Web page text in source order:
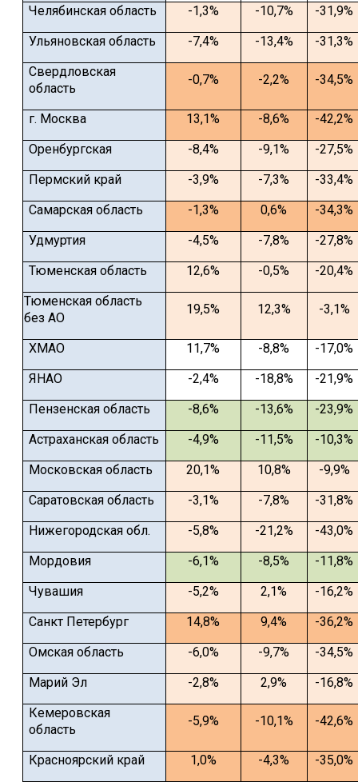
Челябинская область
-1,3% -10,7%
-31,9%
Ульяновская область
-7,4% -13,4%
-31,3%
Свердловская
область
-0,7% -2,2% -34,5%
г. Москва 13,1% -8,6%
-42,2%
Оренбургская
-8,4% -9,1%
-27,5%
Пермский край
-3,9% -7,3%
-33,4%
Самарская область
-1,3% 0,6%
-34,3%
Удмуртия
-4,5% -7,8%
-27,8%
Тюменская область
12,6% -0,5%
-20,4%
Тюменская область
без АО
19,5% 12,3% -3,1%
ХМАО 11,7% -8,8%
-17,0%
ЯНАО
-2,4% -18,8%
-21,9%
Пензенская область
-8,6% -13,6%
-23,9%
Астраханская область
-4,9% -11,5%
-10,3%
Московская область
20,1% 10,8%
-9,9%
Саратовская область
-3,1% -7,8%
-31,8%
Нижегородская обл.
-5,8% -21,2%
-43,0%
Мордовия
-6,1% -8,5%
-11,8%
Чувашия
-5,2% 2,1%
-16,2%
Санкт Петербург
14,8% 9,4%
-36,2%
Омская область
-6,0% -9,7%
-34,5%
Марий Эл
-2,8% 2,9%
-16,8%
Кемеровская
область
-5,9% -10,1% -42,6%
Красноярский край 1,0% -4,3%
-35,0%